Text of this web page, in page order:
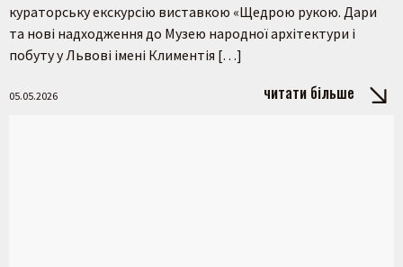
кураторську екскурсію виставкою «Щедрою рукою. Дари
та нові надходження до Музею народної архітектури і
побуту у Львові імені Климентія […]
05.05.2026 читати більше